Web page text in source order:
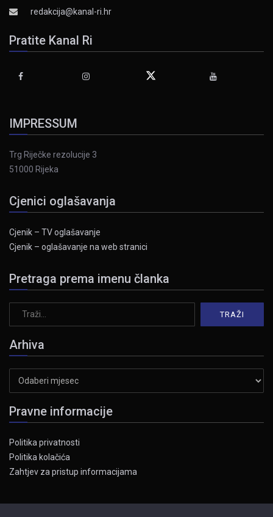
redakcija@kanal-ri.hr
Pratite Kanal Ri
IMPRESSUM
Trg Riječke rezolucije 3
51000 Rijeka
Cjenici oglašavanja
Cjenik – TV oglašavanje
Cjenik – oglašavanje na web stranici
Pretraga prema imenu članka
Arhiva
Pravne informacije
Politika privatnosti
Politika kolačića
Zahtjev za pristup informacijama